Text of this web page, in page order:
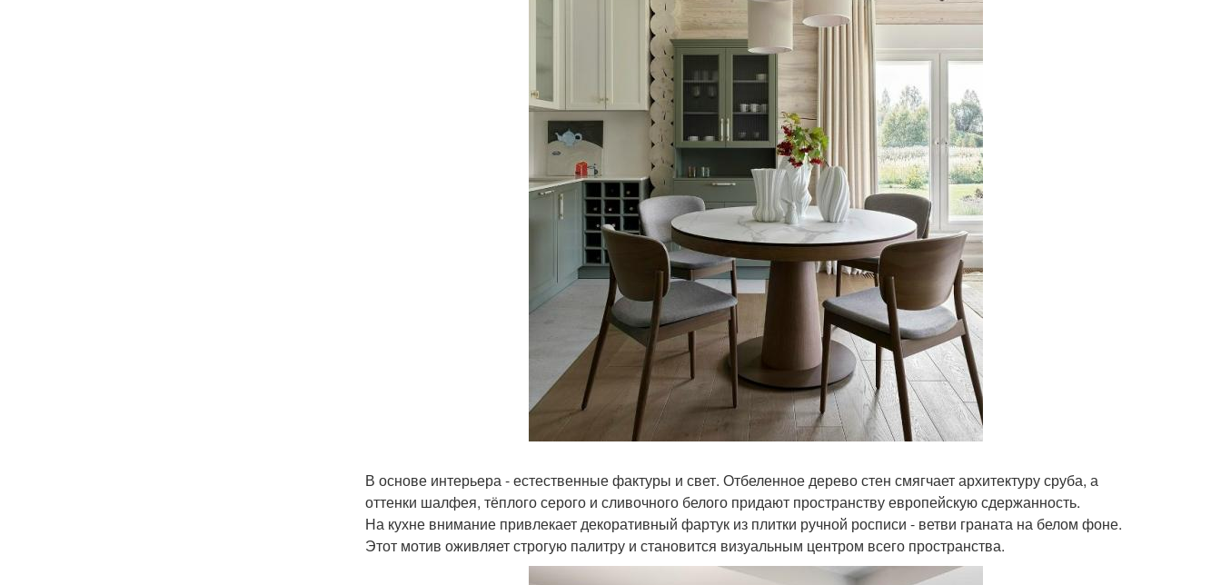
В основе интерьера - естественные фактуры и свет. Отбеленное дерево стен смягчает архитектуру сруба, а
оттенки шалфея, тёплого серого и сливочного белого придают пространству европейскую сдержанность.
На кухне внимание привлекает декоративный фартук из плитки ручной росписи - ветви граната на белом фоне.
Этот мотив оживляет строгую палитру и становится визуальным центром всего пространства.